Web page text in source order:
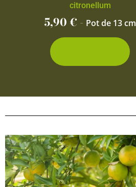
citronellum
5,90€ - Pot de 13 cm